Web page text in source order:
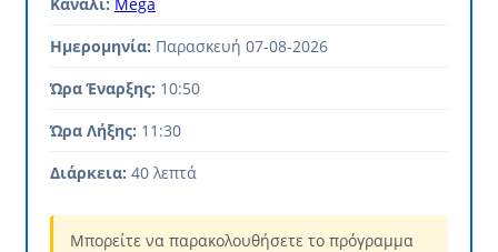
Ημερομηνία: Παρασκευή 07-08-2026
Ώρα Έναρξης: 10:50
Ώρα Λήξης: 11:30
Διάρκεια: 40 λεπτά
Μπορείτε να παρακολουθήσετε το πρόγραμμα